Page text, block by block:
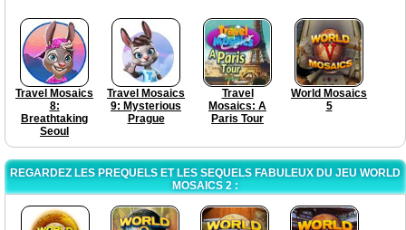
Travel Mosaics
8:
Breathtaking
Seoul
Travel Mosaics
9: Mysterious
Prague
Travel
Mosaics: A
Paris Tour
World Mosaics
5
REGARDEZ LES PREQUELS ET LES SEQUELS FABULEUX DU JEU WORLD
MOSAICS 2 :